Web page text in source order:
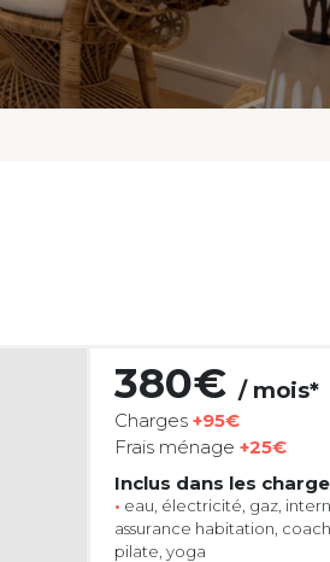
380€ / mois*
Charges +95€
Frais ménage +25€
Inclus dans les
• eau, électricité, gaz,
assurance habitation,
pilate, yoga